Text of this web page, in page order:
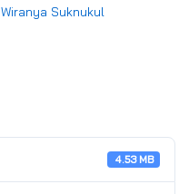
Wiranya Suknukul
4.53 MB